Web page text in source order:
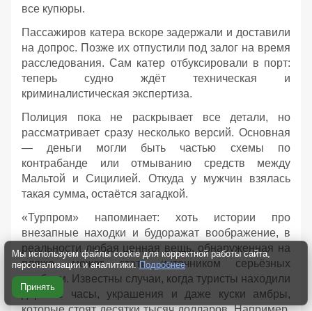
все купюры.
Пассажиров катера вскоре задержали и доставили
на допрос. Позже их отпустили под залог на время
расследования. Сам катер отбуксировали в порт:
теперь судно ждёт техническая и
криминалистическая экспертиза.
Полиция пока не раскрывает все детали, но
рассматривает сразу несколько версий. Основная
— деньги могли быть частью схемы по
контрабанде или отмыванию средств между
Мальтой и Сицилией. Откуда у мужчин взялась
такая сумма, остаётся загадкой.
«Турпром» напоминает: хоть истории про
внезапные находки и будоражат воображение, в
реальности любая ценная вещь, обнаруженная на
пляже, может стать источником серьёзных
проблем. Известны случаи, когда туристы находили
дорогие часы, украшения и даже куски амбры,
Мы используем файлы cookie для корректной работы сайта,
персонализации и аналитики. Подробнее
Принять